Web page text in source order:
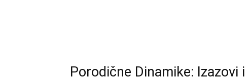
Porodične Dinamike: Izazovi